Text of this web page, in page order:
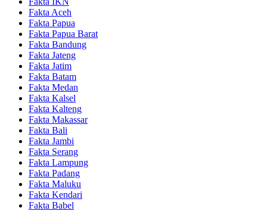
Fakta Aceh
Fakta Papua
Fakta Papua Barat
Fakta Bandung
Fakta Jateng
Fakta Jatim
Fakta Batam
Fakta Medan
Fakta Kalsel
Fakta Kalteng
Fakta Makassar
Fakta Bali
Fakta Jambi
Fakta Serang
Fakta Lampung
Fakta Padang
Fakta Maluku
Fakta Kendari
Fakta Babel